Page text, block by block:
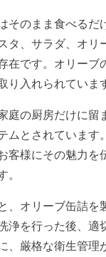
そのまま食べる
タ、サラダ、オ
在です。オリー
入れられていま
庭の厨房だけに
ムとされていま
客様にその魅力
、オリーブ缶詰
浄を行った後、
、厳格な衛生管